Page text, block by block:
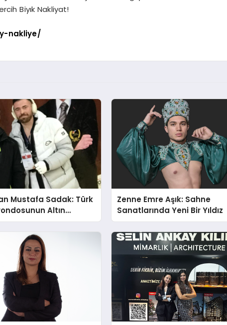
Biyık Nakliyat!
nakliye/
Mustafa Sadak: Türk
Altın
Zenne Emre Aşık: Sahne
Sanatlarında Yeni Bir Yıldız